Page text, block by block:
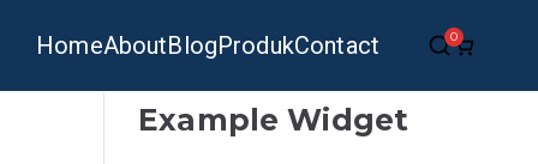
HomeAboutBlogProdukContact 0
Example Widget